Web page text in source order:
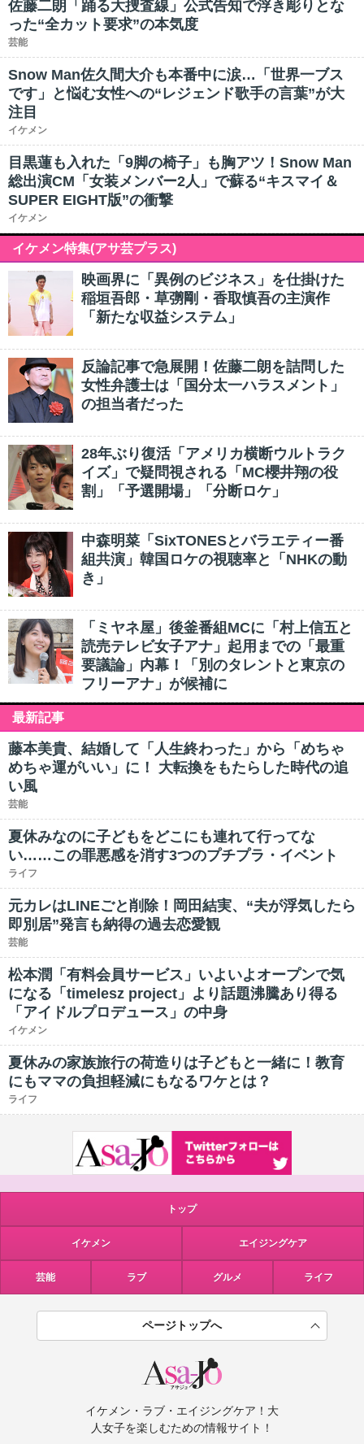
佐藤二朗「踊る大捜査線」公式告知で浮き彫りとな
った“全カット要求”の本気度
芸能
Snow Man佐久間大介も本番中に涙…「世界一ブス
です」と悩む女性への“レジェンド歌手の言葉”が大
注目
イケメン
目黒蓮も入れた「9脚の椅子」も胸アツ！Snow Man
総出演CM「女装メンバー2人」で蘇る“キスマイ＆
SUPER EIGHT版”の衝撃
イケメン
イケメン特集(アサ芸プラス)
映画界に「異例のビジネス」を仕掛けた
稲垣吾郎・草彅剛・香取慎吾の主演作
「新たな収益システム」
反論記事で急展開！佐藤二朗を詰問した
女性弁護士は「国分太一ハラスメント」
の担当者だった
28年ぶり復活「アメリカ横断ウルトラク
イズ」で疑問視される「MC櫻井翔の役
割」「予選開場」「分断ロケ」
中森明菜「SixTONESとバラエティー番
組共演」韓国ロケの視聴率と「NHKの動
き」
「ミヤネ屋」後釜番組MCに「村上信五と
読売テレビ女子アナ」起用までの「最重
要議論」内幕！「別のタレントと東京の
フリーアナ」が候補に
最新記事
藤本美貴、結婚して「人生終わった」から「めちゃ
めちゃ運がいい」に！ 大転換をもたらした時代の追
い風
芸能
夏休みなのに子どもをどこにも連れて行ってな
い……この罪悪感を消す3つのプチプラ・イベント
ライフ
元カレはLINEごと削除！岡田結実、“夫が浮気したら
即別居”発言も納得の過去恋愛観
芸能
松本潤「有料会員サービス」いよいよオープンで気
になる「timelesz project」より話題沸騰あり得る
「アイドルプロデュース」の中身
イケメン
夏休みの家族旅行の荷造りは子どもと一緒に！教育
にもママの負担軽減にもなるワケとは？
ライフ
トップ
イケメン エイジングケア
芸能 ラブ グルメ ライフ
ページトップへ
イケメン・ラブ・エイジングケア！大
人女子を楽しむための情報サイト！